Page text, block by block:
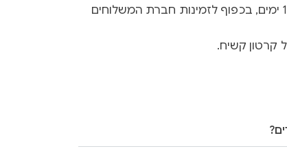
זמן ייצור 3-5 ימים + זמן משלוח 1-3 ימים, בכפוף לזמינות חברת המשלוחים
קרטון קשיח.